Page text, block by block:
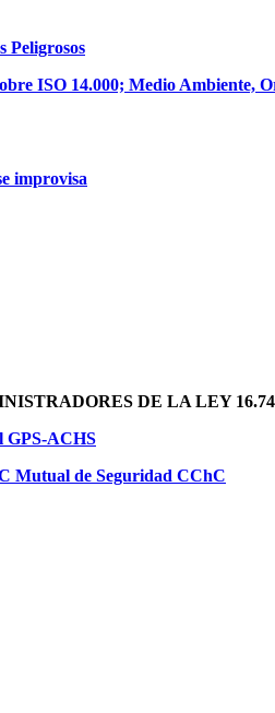
Peligrosos
ISO 14.000; Medio Ambiente,
improvisa
DE LA LEY
GPS-ACHS
Mutual de Seguridad CChC